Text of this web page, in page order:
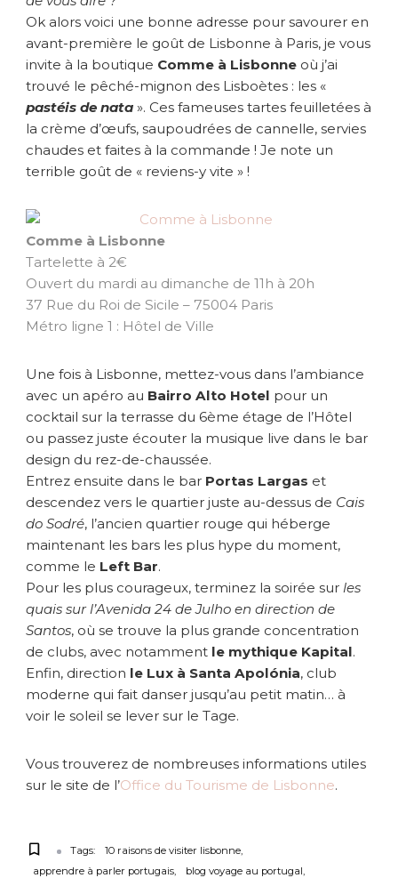
Ok alors voici une bonne adresse pour savourer en
avant-première le goût de Lisbonne à Paris, je vous
invite à la boutique Comme à Lisbonne où j’ai
trouvé le pêché-mignon des Lisboètes : les «
pastéis de nata ». Ces fameuses tartes feuilletées à
la crème d’œufs, saupoudrées de cannelle, servies
chaudes et faites à la commande ! Je note un
terrible goût de « reviens-y vite » !
Comme à Lisbonne
Tartelette à 2€
Ouvert du mardi au dimanche de 11h à 20h
37 Rue du Roi de Sicile – 75004 Paris
Métro ligne 1 : Hôtel de Ville
Une fois à Lisbonne, mettez-vous dans l’ambiance
avec un apéro au Bairro Alto Hotel pour un
cocktail sur la terrasse du 6ème étage de l’Hôtel
ou passez juste écouter la musique live dans le bar
design du rez-de-chaussée.
Entrez ensuite dans le bar Portas Largas et
descendez vers le quartier juste au-dessus de Cais
do Sodré, l’ancien quartier rouge qui héberge
maintenant les bars les plus hype du moment,
comme le Left Bar.
Pour les plus courageux, terminez la soirée sur les
quais sur l’Avenida 24 de Julho en direction de
Santos, où se trouve la plus grande concentration
de clubs, avec notamment le mythique Kapital.
Enfin, direction le Lux à Santa Apolónia, club
moderne qui fait danser jusqu’au petit matin… à
voir le soleil se lever sur le Tage.
Vous trouverez de nombreuses informations utiles
sur le site de l’Office du Tourisme de Lisbonne.
Tags:
10 raisons de visiter lisbonne
apprendre à parler portugais
blog voyage au portugal